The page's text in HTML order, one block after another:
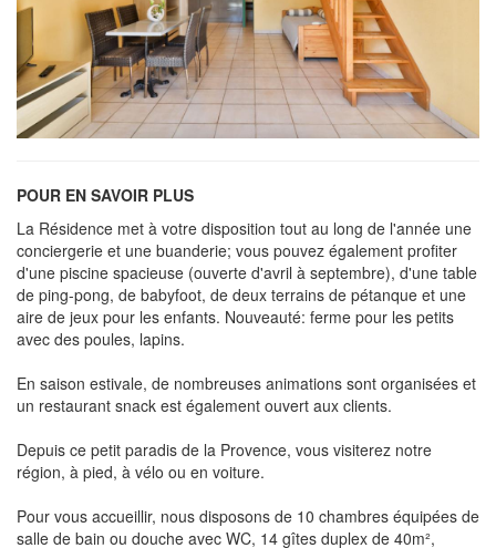
POUR EN SAVOIR PLUS
La Résidence met à votre disposition tout au long de l'année une
conciergerie et une buanderie; vous pouvez également profiter
d'une piscine spacieuse (ouverte d'avril à septembre), d'une table
de ping-pong, de babyfoot, de deux terrains de pétanque et une
aire de jeux pour les enfants. Nouveauté: ferme pour les petits
avec des poules, lapins.
En saison estivale, de nombreuses animations sont organisées et
un restaurant snack est également ouvert aux clients.
Depuis ce petit paradis de la Provence, vous visiterez notre
région, à pied, à vélo ou en voiture.
Pour vous accueillir, nous disposons de 10 chambres équipées de
salle de bain ou douche avec WC, 14 gîtes duplex de 40m²,